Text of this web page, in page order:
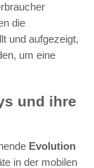
die
und aufgezeigt,
um eine
und ihre
Evolution
in der mobilen